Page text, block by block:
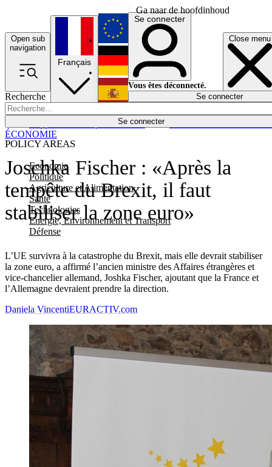
Ga naar de hoofdinhoud
Open sub
navigation
Close menu
Recherche
Se connecter
POLICY AREAS
Economie
Politique
Agriculture et Alimentation
Santé
Technologies
Energie, Environnement et Transport
Défense
Économie
Français
English
Deutsch
Español
Se connecter
Vous êtes déconnecté.
Se connecter
Joschka Fischer : «Après la
tempête du Brexit, il faut
stabiliser la zone euro»
L’UE survivra à la catastrophe du Brexit, mais elle devrait stabiliser
la zone euro, a affirmé l’ancien ministre des Affaires étrangères et
vice-chancelier allemand, Joshka Fischer, ajoutant que la France et
l’Allemagne devraient prendre la direction.
ÉCONOMIE
Daniela VincentiEURACTIV.com